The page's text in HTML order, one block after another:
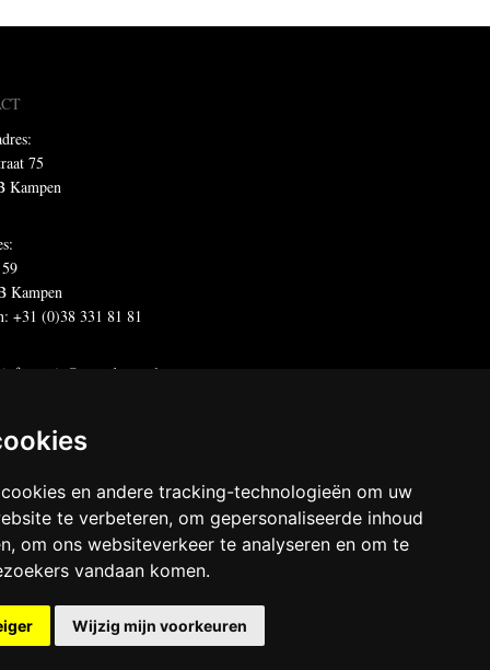
en andere tracking-technologieën om uw
te verbeteren, om gepersonaliseerde inhoud
om ons websiteverkeer te analyseren en om te
vandaan komen.
Wijzig mijn voorkeuren
75
Kampen
Kampen
+31 (0)38 331 81 81
informatie@metadecor.nl
voorbehouden